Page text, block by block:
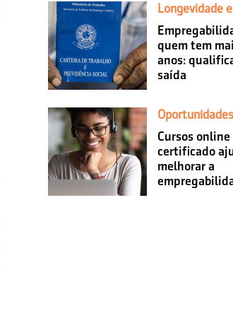
Longevidade
quem tem
anos:
saída
Oportunidades
Cursos online
certificado
melhorar a